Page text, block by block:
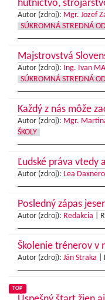
hutníctvo,
Autor (zdroj): Mgr. Jozef
SÚKROMNÁ STREDNÁ
Majstrovstvá
Autor (zdroj): Ing. Ivan
SÚKROMNÁ STREDNÁ
Každý z nás môže
Autor (zdroj): Mgr.
ŠKOLY
Ľudské práva vtedy
Autor (zdroj): Lea
Posledný zápas
Autor (zdroj): Redakcia
Školenie trénerov v
Autor (zdroj): Ján Straka
TOP